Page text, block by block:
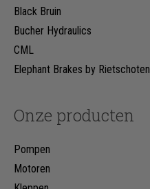
Black Bruin
Bucher Hydraulics
CML
Elephant Brakes by Rietschoten
Onze producten
Pompen
Motoren